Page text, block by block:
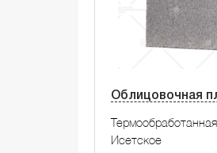
Облицовочная
Термообработанная
Исетское